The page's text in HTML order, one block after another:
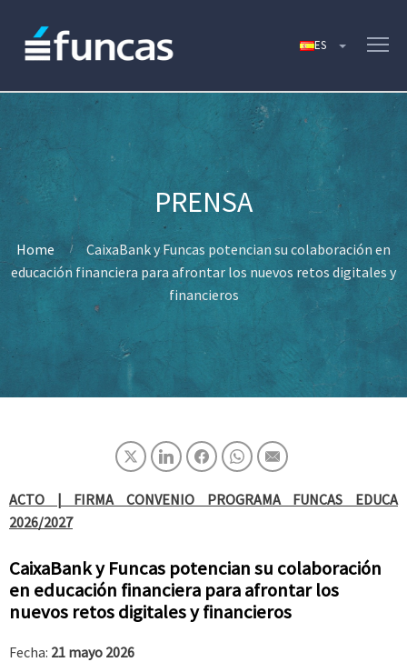
Home
CaixaBank y Funcas potencian su colaboración en
educación financiera para afrontar los nuevos retos digitales y
financieros
ACTO | FIRMA CONVENIO PROGRAMA FUNCAS EDUCA
2026/2027
CaixaBank y Funcas potencian su colaboración
en educación financiera para afrontar los
nuevos retos digitales y financieros
Fecha: 21 mayo 2026